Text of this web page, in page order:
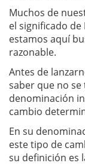
Muchos de
el significado de
estamos aquí
razonable.
Antes de
saber que no se
denominación
cambio
En su
este tipo de
su definición es